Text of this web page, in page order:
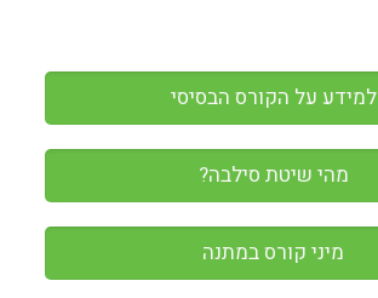
למידע על הקורס הבסיסי
מהי שיטת סילבה?
מיני קורס במתנה